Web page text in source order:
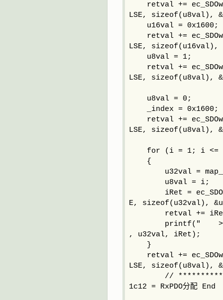
retval +=
LSE, sizeof(u8val),
u16val = 0x1600;
retval +=
LSE, sizeof(u16val),
u8val = 1;
retval +=
LSE, sizeof(u8val),
u8val = 0;
_index = 0x1600;
retval +=
LSE, sizeof(u8val),
for (i = 1; i <=
{
u32val =
u8val = i;
iRet =
E, sizeof(u32val),
retval +=
printf("
, u32val, iRet);
}
retval +=
LSE, sizeof(u8val),
//
1c12 = RxPDO分配 End